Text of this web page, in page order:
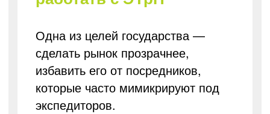
Одна из целей государства —
сделать рынок прозрачнее,
избавить его от посредников,
которые часто мимикрируют под
экспедиторов.